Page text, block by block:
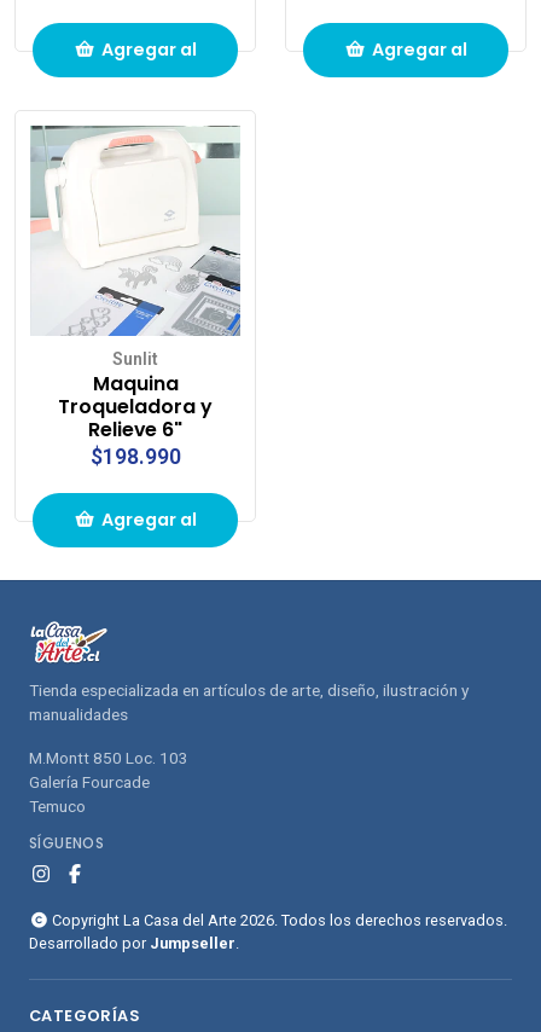
Agregar al
compras
Agregar al
Sunlit
Maquina
Troqueladora y
Relieve 6"
$198.990
Agregar al
compras
Tienda especializada en artículos de arte, diseño, ilustración y
manualidades
M.Montt 850 Loc. 103
Galería Fourcade
Temuco
SÍGUENOS
Copyright La Casa del Arte 2026. Todos los derechos reservados.
Desarrollado por Jumpseller
CATEGORÍAS